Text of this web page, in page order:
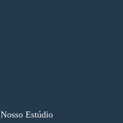
Nosso Estúdio